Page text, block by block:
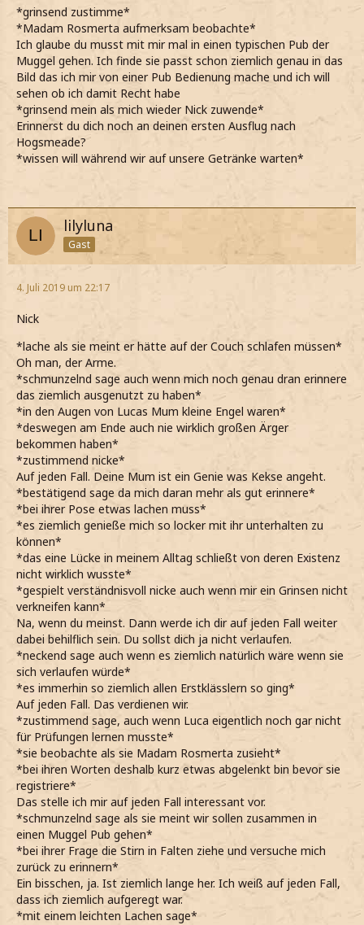
*grinsend zustimme*
*Madam Rosmerta aufmerksam beobachte*
Ich glaube du musst mit mir mal in einen typischen Pub der
Muggel gehen. Ich finde sie passt schon ziemlich genau in das
Bild das ich mir von einer Pub Bedienung mache und ich will
sehen ob ich damit Recht habe
*grinsend mein als mich wieder Nick zuwende*
Erinnerst du dich noch an deinen ersten Ausflug nach
Hogsmeade?
*wissen will während wir auf unsere Getränke warten*
lilyluna
Gast
4. Juli 2019 um 22:17
Nick
*lache als sie meint er hätte auf der Couch schlafen müssen*
Oh man, der Arme.
*schmunzelnd sage auch wenn mich noch genau dran erinnere
das ziemlich ausgenutzt zu haben*
*in den Augen von Lucas Mum kleine Engel waren*
*deswegen am Ende auch nie wirklich großen Ärger
bekommen haben*
*zustimmend nicke*
Auf jeden Fall. Deine Mum ist ein Genie was Kekse angeht.
*bestätigend sage da mich daran mehr als gut erinnere*
*bei ihrer Pose etwas lachen muss*
*es ziemlich genieße mich so locker mit ihr unterhalten zu
können*
*das eine Lücke in meinem Alltag schließt von deren Existenz
nicht wirklich wusste*
*gespielt verständnisvoll nicke auch wenn mir ein Grinsen nicht
verkneifen kann*
Na, wenn du meinst. Dann werde ich dir auf jeden Fall weiter
dabei behilflich sein. Du sollst dich ja nicht verlaufen.
*neckend sage auch wenn es ziemlich natürlich wäre wenn sie
sich verlaufen würde*
*es immerhin so ziemlich allen Erstklässlern so ging*
Auf jeden Fall. Das verdienen wir.
*zustimmend sage, auch wenn Luca eigentlich noch gar nicht
für Prüfungen lernen musste*
*sie beobachte als sie Madam Rosmerta zusieht*
*bei ihren Worten deshalb kurz etwas abgelenkt bin bevor sie
registriere*
Das stelle ich mir auf jeden Fall interessant vor.
*schmunzelnd sage als sie meint wir sollen zusammen in
einen Muggel Pub gehen*
*bei ihrer Frage die Stirn in Falten ziehe und versuche mich
zurück zu erinnern*
Ein bisschen, ja. Ist ziemlich lange her. Ich weiß auf jeden Fall,
dass ich ziemlich aufgeregt war.
*mit einem leichten Lachen sage*